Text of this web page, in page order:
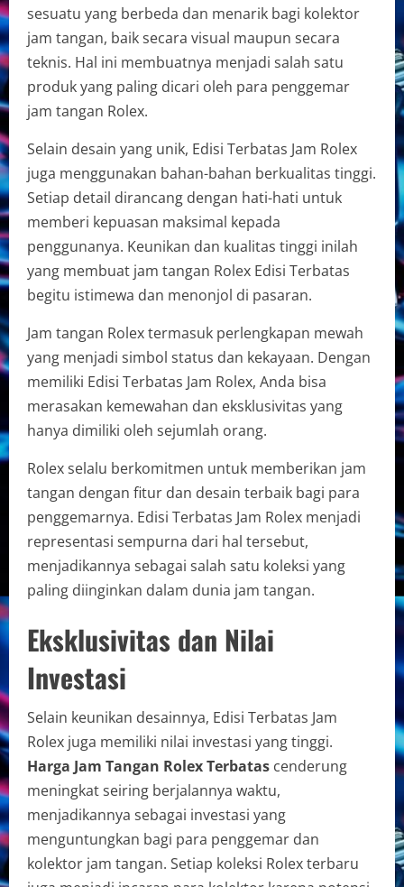
sesuatu yang berbeda dan menarik bagi kolektor
jam tangan, baik secara visual maupun secara
teknis. Hal ini membuatnya menjadi salah satu
produk yang paling dicari oleh para penggemar
jam tangan Rolex.
Selain desain yang unik, Edisi Terbatas Jam Rolex
juga menggunakan bahan-bahan berkualitas tinggi.
Setiap detail dirancang dengan hati-hati untuk
memberi kepuasan maksimal kepada
penggunanya. Keunikan dan kualitas tinggi inilah
yang membuat jam tangan Rolex Edisi Terbatas
begitu istimewa dan menonjol di pasaran.
Jam tangan Rolex termasuk perlengkapan mewah
yang menjadi simbol status dan kekayaan. Dengan
memiliki Edisi Terbatas Jam Rolex, Anda bisa
merasakan kemewahan dan eksklusivitas yang
hanya dimiliki oleh sejumlah orang.
Rolex selalu berkomitmen untuk memberikan jam
tangan dengan fitur dan desain terbaik bagi para
penggemarnya. Edisi Terbatas Jam Rolex menjadi
representasi sempurna dari hal tersebut,
menjadikannya sebagai salah satu koleksi yang
paling diinginkan dalam dunia jam tangan.
Eksklusivitas dan Nilai
Investasi
Selain keunikan desainnya, Edisi Terbatas Jam
Rolex juga memiliki nilai investasi yang tinggi.
Harga Jam Tangan Rolex Terbatas cenderung
meningkat seiring berjalannya waktu,
menjadikannya sebagai investasi yang
menguntungkan bagi para penggemar dan
kolektor jam tangan. Setiap koleksi Rolex terbaru